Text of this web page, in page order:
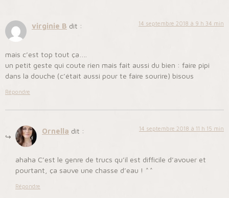
virginie B dit : 14 septembre 2018 à 9 h 34 min
mais c’est top tout ça….
un petit geste qui coute rien mais fait aussi du bien : faire pipi
dans la douche (c’était aussi pour te faire sourire) bisous
Répondre
Ornella dit : 14 septembre 2018 à 11 h 15 min
ahaha C’est le genre de trucs qu’il est difficile d’avouer et
pourtant, ça sauve une chasse d’eau ! ^^
Répondre